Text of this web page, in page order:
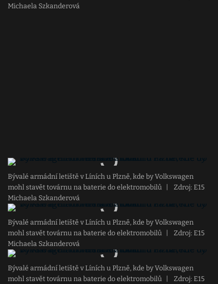
Michaela Szkanderová
Bývalé armádní letiště v Líních u Plzně, kde by Volkswagen
mohl stavět továrnu na baterie do elektromobilů
Zdroj: E15
Michaela Szkanderová
Bývalé armádní letiště v Líních u Plzně, kde by Volkswagen
mohl stavět továrnu na baterie do elektromobilů
Zdroj: E15
Michaela Szkanderová
Bývalé armádní letiště v Líních u Plzně, kde by Volkswagen
mohl stavět továrnu na baterie do elektromobilů
Zdroj: E15